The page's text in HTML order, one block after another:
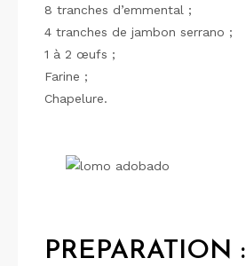
8 tranches d’emmental ;
4 tranches de jambon serrano ;
1 à 2 œufs ;
Farine ;
Chapelure.
PREPARATION :